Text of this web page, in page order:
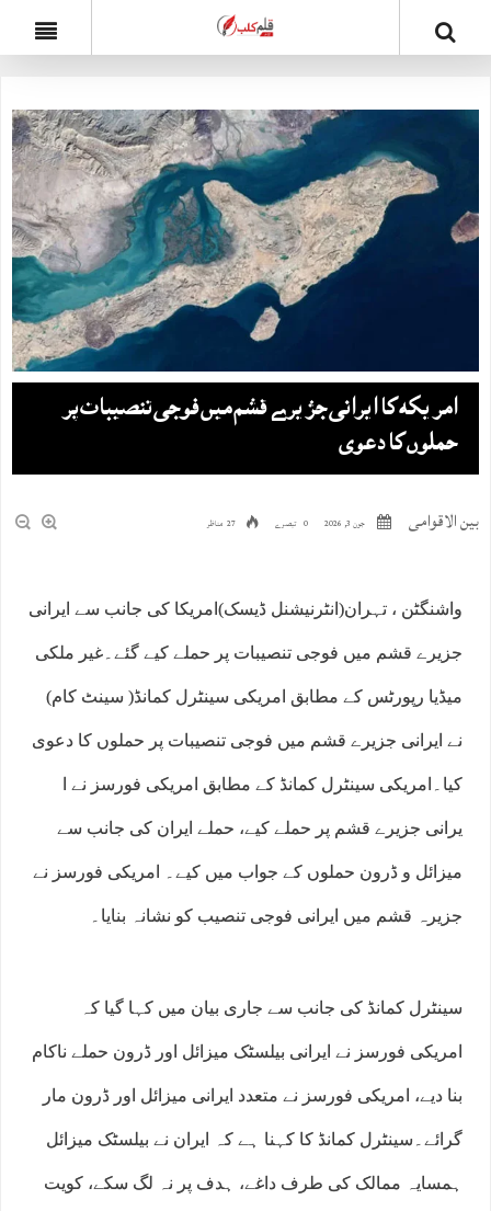
امریکہ کا ایرانی جزیرے قشم میں فوجی تنصیبات پر
حملوں کا دعوی
بین الاقوامی جون 3, 2026 0 تبصرے 27 مناظر
واشنگٹن ، تہران(انٹرنیشنل ڈیسک)امریکا کی جانب سے ایرانی
جزیرے قشم میں فوجی تنصیبات پر حملے کیے گئے۔غیر ملکی
میڈیا رپورٹس کے مطابق امریکی سینٹرل کمانڈ( سینٹ کام)
نے ایرانی جزیرے قشم میں فوجی تنصیبات پر حملوں کا دعوی
کیا۔امریکی سینٹرل کمانڈ کے مطابق امریکی فورسز نے ا
یرانی جزیرے قشم پر حملے کیے، حملے ایران کی جانب سے
میزائل و ڈرون حملوں کے جواب میں کیے۔ امریکی فورسز نے
جزیرہ قشم میں ایرانی فوجی تنصیب کو نشانہ بنایا۔
سینٹرل کمانڈ کی جانب سے جاری بیان میں کہا گیا کہ
امریکی فورسز نے ایرانی بیلسٹک میزائل اور ڈرون حملے ناکام
بنا دیے، امریکی فورسز نے متعدد ایرانی میزائل اور ڈرون مار
گرائے۔سینٹرل کمانڈ کا کہنا ہے کہ ایران نے بیلسٹک میزائل
ہمسایہ ممالک کی طرف داغے، ہدف پر نہ لگ سکے، کویت